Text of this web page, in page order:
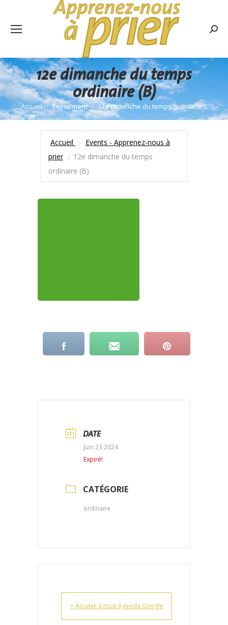
12e dimanche du temps
ordinaire (B)
Vous êtes ici :
Accueil Événement 12e dimanche du temps ordinaire…
Accueil
Events - Apprenez-nous à
prier
12e dimanche du temps
ordinaire (B)
DATE
Juin 23 2024
Expiré!
CATÉGORIE
ordinaire
+ Ajouter à mon Agenda Google